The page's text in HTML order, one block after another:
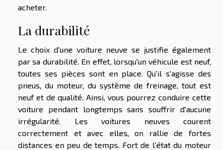
acheter.
La durabilité
Le choix d'une voiture neuve se justifie également
par sa durabilité. En effet, lorsqu'un véhicule est neuf,
toutes ses pièces sont en place. Qu'il s'agisse des
pneus, du moteur, du système de freinage, tout est
neuf et de qualité. Ainsi, vous pourrez conduire cette
voiture pendant longtemps sans souffrir d'aucune
irrégularité. Les voitures neuves courent
correctement et avec elles, on rallie de fortes
distances en peu de temps. Fort de l'état du moteur